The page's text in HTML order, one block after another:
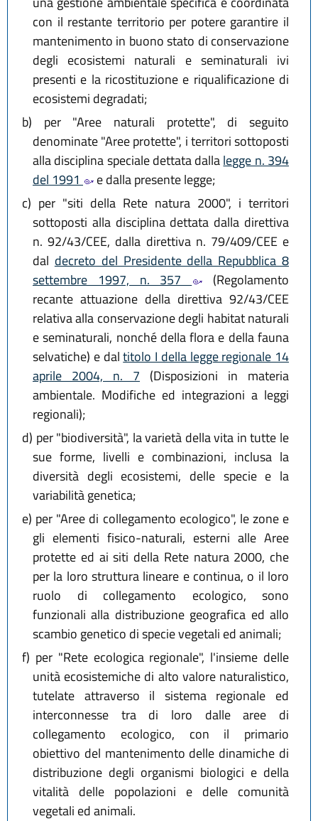
con il restante territorio per potere garantire il
mantenimento in buono stato di conservazione
degli ecosistemi naturali e seminaturali ivi
presenti e la ricostituzione e riqualificazione di
ecosistemi degradati;
b) per "Aree naturali protette", di seguito
denominate "Aree protette", i territori sottoposti
alla disciplina speciale dettata dallalegge n. 394
del 1991
e dalla presente legge;
c) per "siti della Rete natura 2000", i territori
sottoposti alla disciplina dettata dalla direttiva
n. 92/43/CEE, dalla direttiva n. 79/409/CEE e
dal decreto del Presidente della Repubblica 8
settembre 1997, n. 357
(Regolamento
recante attuazione della direttiva 92/43/CEE
relativa alla conservazione degli habitat naturali
e seminaturali, nonché della flora e della fauna
selvatiche) e daltitolo I della legge regionale 14
aprile 2004, n. 7 (Disposizioni in materia
ambientale. Modifiche ed integrazioni a leggi
regionali);
d) per "biodiversità", la varietà della vita in tutte le
sue forme, livelli e combinazioni, inclusa la
diversità degli ecosistemi, delle specie e la
variabilità genetica;
e) per "Aree di collegamento ecologico", le zone e
gli elementi fisico-naturali, esterni alle Aree
protette ed ai siti della Rete natura 2000, che
per la loro struttura lineare e continua, o il loro
ruolo di collegamento ecologico, sono
funzionali alla distribuzione geografica ed allo
scambio genetico di specie vegetali ed animali;
f) per "Rete ecologica regionale", l'insieme delle
unità ecosistemiche di alto valore naturalistico,
tutelate attraverso il sistema regionale ed
interconnesse tra di loro dalle aree di
collegamento ecologico, con il primario
obiettivo del mantenimento delle dinamiche di
distribuzione degli organismi biologici e della
vitalità delle popolazioni e delle comunità
vegetali ed animali.